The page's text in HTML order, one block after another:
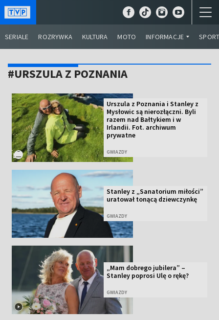
SERIALE ROZRYWKA KULTURA MOTO INFORMACJE
#URSZULA Z POZNANIA
Urszula z Poznania i Stanley z
Mysłowic są nierozłączni. Byli
razem nad Bałtykiem i w
Irlandii. Fot. archiwum
prywatne
GWIAZDY
Stanley z „Sanatorium miłości”
uratował tonącą dziewczynkę
GWIAZDY
„Mam dobrego jubilera” –
Stanley poprosi Ulę o rękę?
GWIAZDY